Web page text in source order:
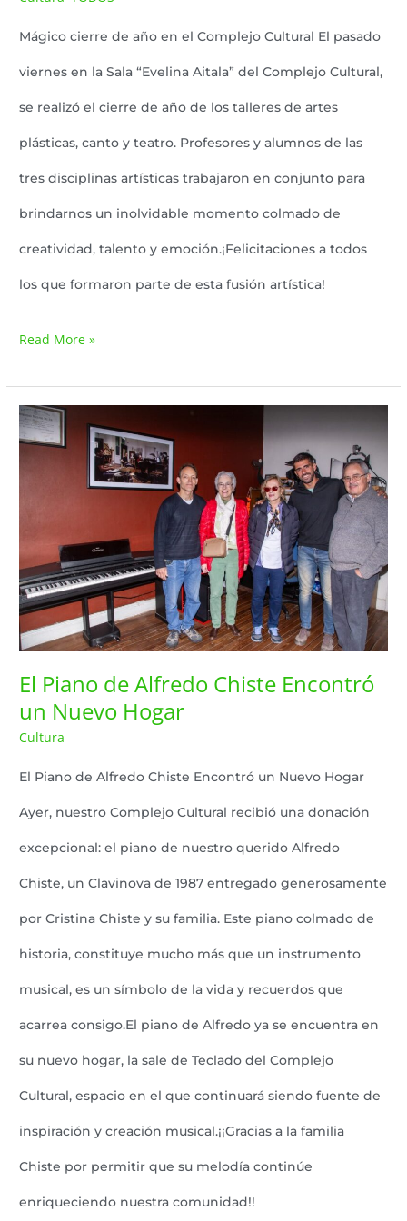
Mágico cierre de año en el Complejo Cultural El pasado
viernes en la Sala “Evelina Aitala” del Complejo Cultural,
se realizó el cierre de año de los talleres de artes
plásticas, canto y teatro. Profesores y alumnos de las
tres disciplinas artísticas trabajaron en conjunto para
brindarnos un inolvidable momento colmado de
creatividad, talento y emoción.¡Felicitaciones a todos
los que formaron parte de esta fusión artística!
Read More »
El Piano de Alfredo Chiste Encontró
un Nuevo Hogar
Cultura
El Piano de Alfredo Chiste Encontró un Nuevo Hogar
Ayer, nuestro Complejo Cultural recibió una donación
excepcional: el piano de nuestro querido Alfredo
Chiste, un Clavinova de 1987 entregado generosamente
por Cristina Chiste y su familia. Este piano colmado de
historia, constituye mucho más que un instrumento
musical, es un símbolo de la vida y recuerdos que
acarrea consigo.El piano de Alfredo ya se encuentra en
su nuevo hogar, la sale de Teclado del Complejo
Cultural, espacio en el que continuará siendo fuente de
inspiración y creación musical.¡¡Gracias a la familia
Chiste por permitir que su melodía continúe
enriqueciendo nuestra comunidad!!
El
Chiste
Encontró
un
Hogar